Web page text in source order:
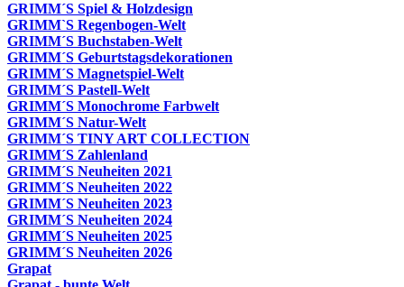
GRIMM´S Spiel & Holzdesign
GRIMM`S Regenbogen-Welt
GRIMM´S Buchstaben-Welt
GRIMM´S Geburtstagsdekorationen
GRIMM´S Magnetspiel-Welt
GRIMM´S Pastell-Welt
GRIMM´S Monochrome Farbwelt
GRIMM´S Natur-Welt
GRIMM´S TINY ART COLLECTION
GRIMM´S Zahlenland
GRIMM´S Neuheiten 2021
GRIMM´S Neuheiten 2022
GRIMM´S Neuheiten 2023
GRIMM´S Neuheiten 2024
GRIMM´S Neuheiten 2025
GRIMM´S Neuheiten 2026
Grapat